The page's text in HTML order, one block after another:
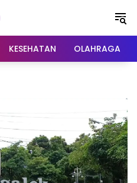
KESEHATAN OLAHRAGA